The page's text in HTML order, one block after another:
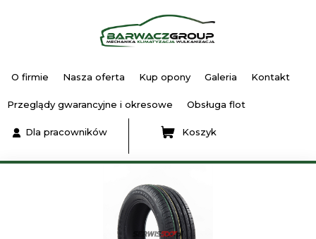
O firmie Nasza oferta Kup opony Galeria Kontakt
Przeglądy gwarancyjne i okresowe Obsługa flot
Dla pracowników Koszyk